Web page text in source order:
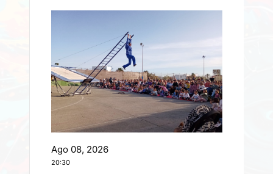
Ago 08, 2026
20:30